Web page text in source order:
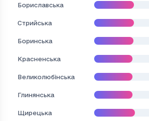
Бориславська
Стрийська
Боринська
Красненська
Великолюбінська
Глинянська
Щирецька